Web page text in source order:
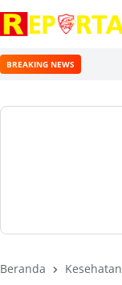
BREAKING NEWS
Beranda Kesehatan